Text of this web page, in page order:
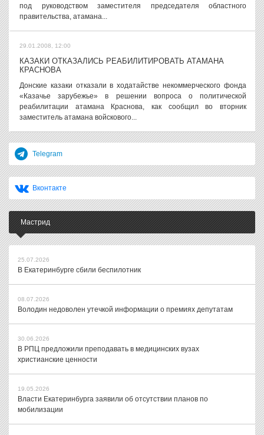
под руководством заместителя председателя областного
правительства, атамана...
29.01.2008, 12:00
КАЗАКИ ОТКАЗАЛИСЬ РЕАБИЛИТИРОВАТЬ АТАМАНА
КРАСНОВА
Донские казаки отказали в ходатайстве некоммерческого фонда
«Казачье зарубежье» в решении вопроса о политической
реабилитации атамана Краснова, как сообщил во вторник
заместитель атамана войскового...
Telegram
Вконтакте
Мастрид
25.07.2026
В Екатеринбурге сбили беспилотник
08.07.2026
Володин недоволен утечкой информации о премиях депутатам
30.06.2026
В РПЦ предложили преподавать в медицинских вузах
христианские ценности
19.05.2026
Власти Екатеринбурга заявили об отсутствии планов по
мобилизации